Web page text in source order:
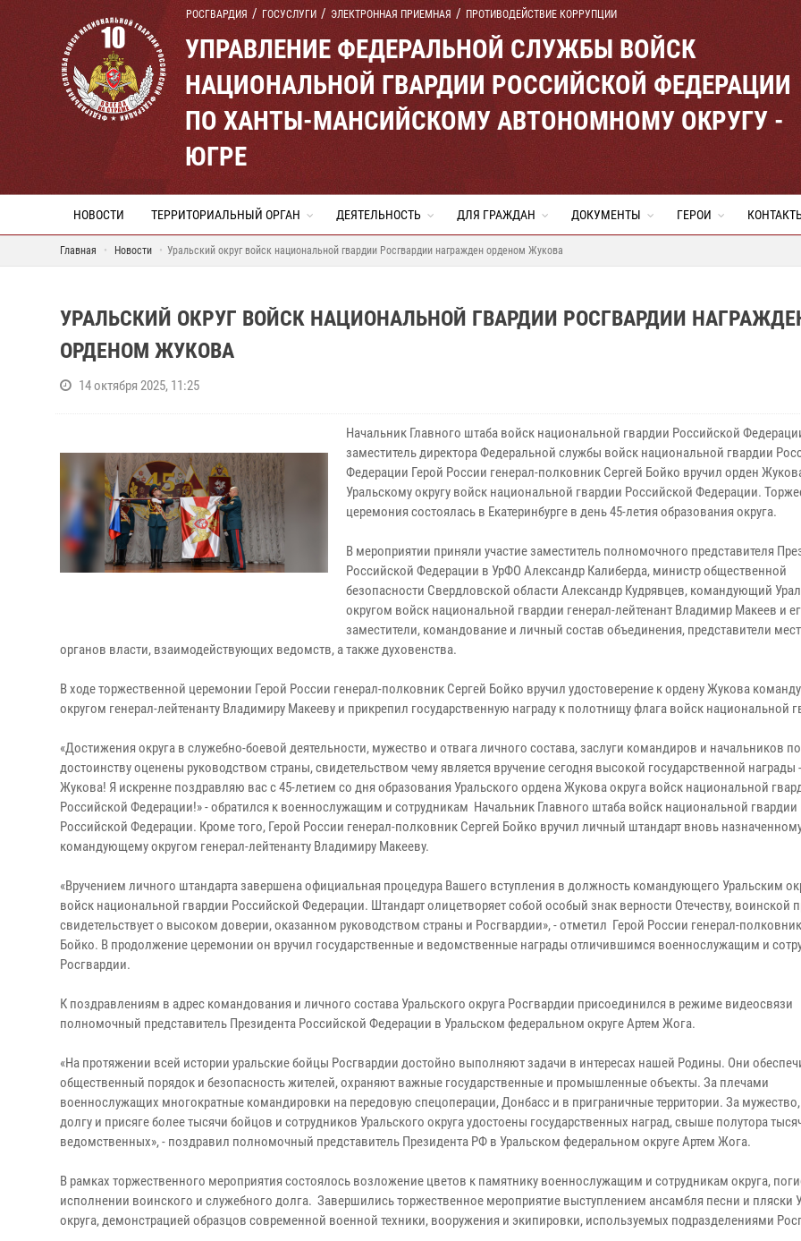
РОСГВАРДИЯ ГОСУСЛУГИ ЭЛЕКТРОННАЯ ПРИЕМНАЯ ПРОТИВОДЕЙСТВИЕ КОРРУПЦИИ
УПРАВЛЕНИЕ ФЕДЕРАЛЬНОЙ СЛУЖБЫ ВОЙСК
НАЦИОНАЛЬНОЙ ГВАРДИИ РОССИЙСКОЙ ФЕДЕРАЦИИ
ПО ХАНТЫ-МАНСИЙСКОМУ АВТОНОМНОМУ ОКРУГУ -
ЮГРЕ
НОВОСТИ ТЕРРИТОРИАЛЬНЫЙ ОРГАН ДЕЯТЕЛЬНОСТЬ ДЛЯ ГРАЖДАН ДОКУМЕНТЫ ГЕРОИ
Главная Новости Уральский округ войск национальной гвардии Росгвардии награжден орденом Жукова
УРАЛЬСКИЙ ОКРУГ ВОЙСК НАЦИОНАЛЬНОЙ ГВАРДИИ РОСГВАРДИИ
ОРДЕНОМ ЖУКОВА
14 октября 2025, 11:25
Начальник Главного штаба войск национальной гвардии Российской
заместитель директора Федеральной службы войск национальной гвардии
Федерации Герой России генерал-полковник Сергей Бойко вручил орден
Уральскому округу войск национальной гвардии Российской Федерации.
церемония состоялась в Екатеринбурге в день 45-летия образования округа.
В мероприятии приняли участие заместитель полномочного представителя
Российской Федерации в УрФО Александр Калиберда, министр общественной
безопасности Свердловской области Александр Кудрявцев, командующий
округом войск национальной гвардии генерал-лейтенант Владимир Макеев и
заместители, командование и личный состав объединения, представители
органов власти, взаимодействующих ведомств, а также духовенства.
В ходе торжественной церемонии Герой России генерал-полковник Сергей Бойко вручил удостоверение к ордену Жукова
округом генерал-лейтенанту Владимиру Макееву и прикрепил государственную награду к полотнищу флага войск национальной
«Достижения округа в служебно-боевой деятельности, мужество и отвага личного состава, заслуги командиров и начальников по
достоинству оценены руководством страны, свидетельством чему является вручение сегодня высокой государственной награды
Жукова! Я искренне поздравляю вас с 45-летием со дня образования Уральского ордена Жукова округа войск национальной
Российской Федерации!» - обратился к военнослужащим и сотрудникам Начальник Главного штаба войск национальной гвардии
Российской Федерации. Кроме того, Герой России генерал-полковник Сергей Бойко вручил личный штандарт вновь
командующему округом генерал-лейтенанту Владимиру Макееву.
«Вручением личного штандарта завершена официальная процедура Вашего вступления в должность командующего Уральским
войск национальной гвардии Российской Федерации. Штандарт олицетворяет собой особый знак верности Отечеству, воинской
свидетельствует о высоком доверии, оказанном руководством страны и Росгвардии», - отметил Герой России генерал-
Бойко. В продолжение церемонии он вручил государственные и ведомственные награды отличившимся военнослужащим и
Росгвардии.
К поздравлениям в адрес командования и личного состава Уральского округа Росгвардии присоединился в режиме видеосвязи
полномочный представитель Президента Российской Федерации в Уральском федеральном округе Артем Жога.
«На протяжении всей истории уральские бойцы Росгвардии достойно выполняют задачи в интересах нашей Родины. Они
общественный порядок и безопасность жителей, охраняют важные государственные и промышленные объекты. За плечами
военнослужащих многократные командировки на передовую спецоперации, Донбасс и в приграничные территории. За
долгу и присяге более тысячи бойцов и сотрудников Уральского округа удостоены государственных наград, свыше полутора
ведомственных», - поздравил полномочный представитель Президента РФ в Уральском федеральном округе Артем Жога.
В рамках торжественного мероприятия состоялось возложение цветов к памятнику военнослужащим и сотрудникам округа,
исполнении воинского и служебного долга. Завершились торжественное мероприятие выступлением ансамбля песни и пляски
округа, демонстрацией образцов современной военной техники, вооружения и экипировки, используемых подразделениями